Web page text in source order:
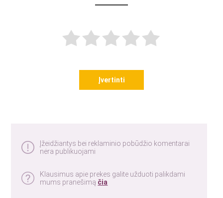
Įvertinti
Įžeidžiantys bei reklaminio pobūdžio komentarai
nėra publikuojami
Klausimus apie prekes galite užduoti palikdami
mums pranešimą čia